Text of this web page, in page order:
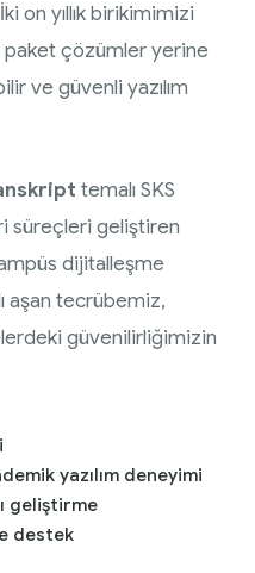
on yıllık birikimimizi
paket çözümler yerine
ve güvenli yazılım
temalı SKS
süreçleri geliştiren
dijitalleşme
aşan tecrübemiz,
güvenilirliğimizin
yazılım deneyimi
geliştirme
destek